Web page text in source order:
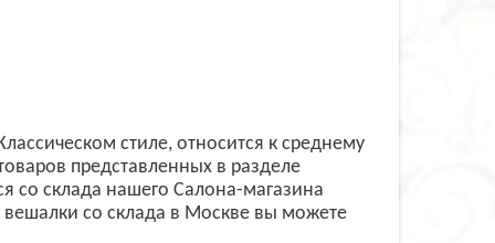
стиле, относится к среднему
представленных в разделе
со склада нашего Салона-магазина
со склада в Москве вы можете